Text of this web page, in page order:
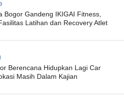
Bogor Gandeng IKIGAI Fitness,
Latihan dan Recovery Atlet
Berencana Hidupkan Lagi Car
Masih Dalam Kajian